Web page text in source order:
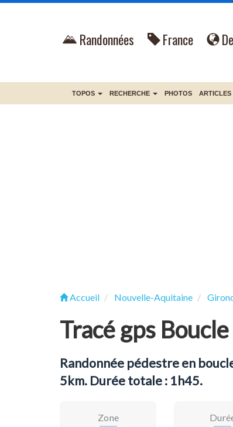
Randonnées France
TOPOS RECHERCHE PHOTOS ARTICLES
Accueil Nouvelle-Aquitaine
Tracé gps
Randonnée pédestre en
5km. Durée totale : 1h45.
Zone